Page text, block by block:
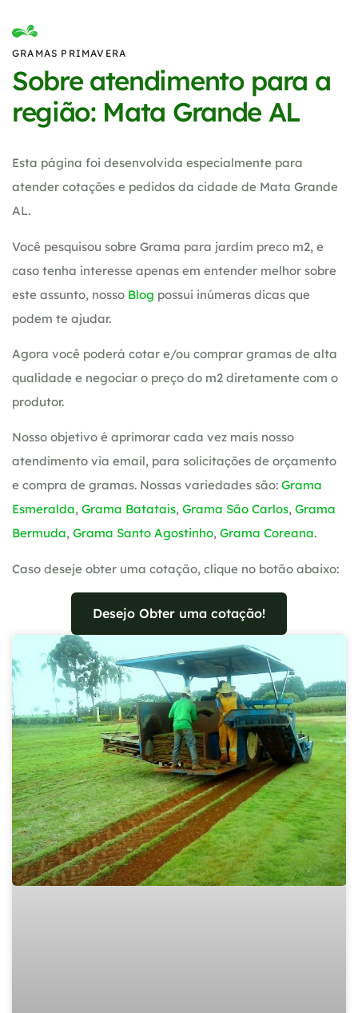
GRAMAS PRIMAVERA
Sobre atendimento para a
região: Mata Grande AL
Esta página foi desenvolvida especialmente para
atender cotações e pedidos da cidade de Mata Grande
AL.
Você pesquisou sobre Grama para jardim preco m2, e
caso tenha interesse apenas em entender melhor sobre
este assunto, nosso Blog possui inúmeras dicas que
podem te ajudar.
Agora você poderá cotar e/ou comprar gramas de alta
qualidade e negociar o preço do m2 diretamente com o
produtor.
Nosso objetivo é aprimorar cada vez mais nosso
atendimento via email, para solicitações de orçamento
e compra de gramas. Nossas variedades são: Grama
Esmeralda, Grama Batatais, Grama São Carlos, Grama
Bermuda, Grama Santo Agostinho, Grama Coreana.
Caso deseje obter uma cotação, clique no botão abaixo:
Desejo Obter uma cotação!